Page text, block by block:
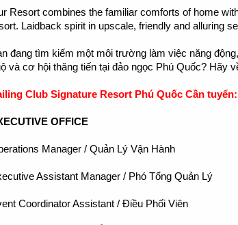
Resort combines the familiar comforts of home
Laidback spirit in upscale, friendly and alluring
đang tìm kiếm một môi trường làm việc năng
và cơ hội thăng tiến tại đảo ngọc Phú Quốc? Hãy
Club Signature Resort Phú Quốc Cần tuyển:
OFFICE
Manager / Quản Lý Vận Hành
Assistant Manager / Phó Tổng Quản Lý
Coordinator Assistant / Điều Phối Viên